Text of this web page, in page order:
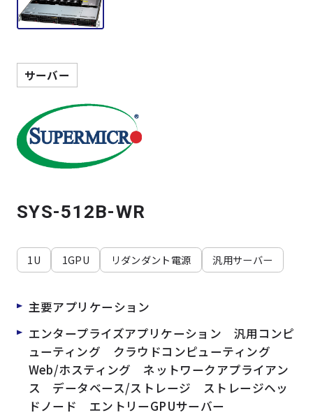
ニュース
技術情報
取扱メーカー
サービス
事例
サポート
サーバー
SYS-512B-WR
1U 1GPU リダンダント電源 汎用サーバー
主要アプリケーション
エンタープライズアプリケーション 汎用コンピ
ューティング クラウドコンピューティング
Web/ホスティング ネットワークアプライアン
ス データベース/ストレージ ストレージヘッ
ドノード エントリーGPUサーバー